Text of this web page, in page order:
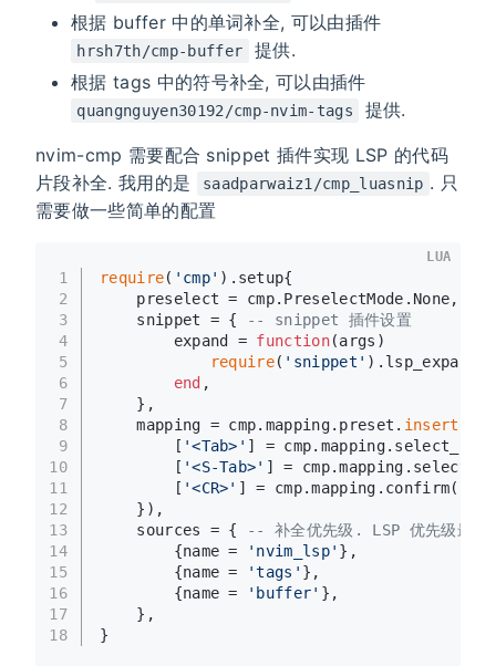
根据 buffer 中的单词补全, 可以由插件
hrsh7th/cmp-buffer
提供.
根据 tags 中的符号补全, 可以由插件
quangnguyen30192/cmp-nvim-tags 提供.
nvim-cmp 需要配合 snippet 插件实现 LSP 的代码
片段补全. 我用的是
saadparwaiz1/cmp_luasnip . 只
需要做一些简单的配置
1
2
3
4
5
6
7
8
9
10
11
12
13
14
15
16
17
18
require( 'cmp' ).setup{
    preselect = cmp.PreselectMode.None,
    snippet = {
-- snippet 插件设置
        expand =
function(args)
require( 'snippet'
end ,
    },
    mapping = cmp.mapping.preset.
insert
        [
'<Tab>' ] =
        [
'<S-Tab>' ] =
        [
'<CR>' ] = cmp.mapping.confirm(),
    }),
    sources = {
-- 补全优先级. LSP 优先级最
        {name =
'nvim_lsp' },
        {name =
'tags' },
        {name =
'buffer' },
    },
}
LUA